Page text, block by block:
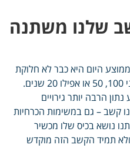
שלנו משתנה
היום היא כבר לא חלוקת
הקשב שהייתה נדרשת מאתנו לפני 100, 50 או אפילו 20 שנים.
הרבה יותר גירויים
קשב – גם במשימות הכרחיות
נושא בכיס שלו מכשיר
תמיד הקשב הזה מוקדש